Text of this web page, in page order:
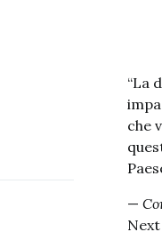
“La
che
—